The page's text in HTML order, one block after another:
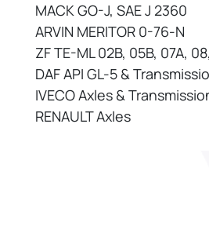
MACK GO-J, SAE J 2360
ARVIN MERITOR 0-76-N
ZF TE-ML 02B, 05B, 07A,
DAF API GL-5 &
IVECO Axles &
RENAULT Axles